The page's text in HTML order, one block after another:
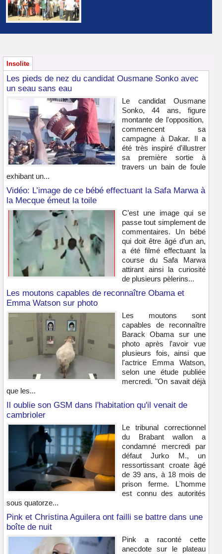
Insolite
Les pieds de nez du candidat Ousmane Sonko avec
un seau sans eau
Le candidat Ousmane
Sonko, 44 ans, figure
montante de l'opposition,
commencent sa
campagne à Dakar. Il a
été très inspiré d'illustrer
sa première sortie à
travers un bain de foule
exhibant un...
Vidéo: L’image de ce bébé effectuant la Safa Marwa à
la Mecque émeut la toile
C’est une image qui se
passe tout simplement de
commentaires. Un bébé
qui doit être âgé d’un an,
a été filmé effectuant la
course du Safa Marwa
attirant ainsi la curiosité
de plusieurs pèlerins...
Les moutons capables de reconnaître Obama et
Emma Watson sur photo
Les moutons sont
capables de reconnaître
Barack Obama sur une
photo après l'avoir vue
plusieurs fois, ainsi que
l'actrice Emma Watson,
selon une étude publiée
mercredi. "On savait déjà
que les...
Il oublie son GSM dans l'habitation qu'il venait de
cambrioler
Le tribunal correctionnel
du Brabant wallon a
condamné mercredi par
défaut Jurko M., un
ressortissant croate âgé
de 39 ans, à 18 mois de
prison ferme. L'homme
est connu des autorités
sous quatorze...
Pink et Christina Aguilera ont failli se battre dans une
boîte de nuit
Pink a raconté cette
anecdote sur le plateau